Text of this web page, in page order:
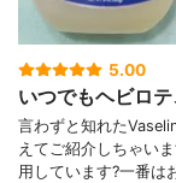
5.00
いつでもヘビロ
言わずと知れた
えてご紹介しちゃい
用しています?一番は